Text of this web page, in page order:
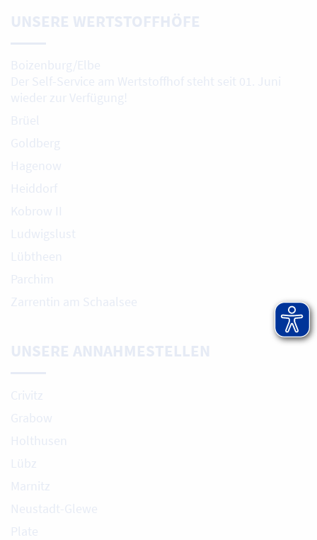
UNSERE WERTSTOFFHÖFE
Boizenburg/Elbe
Der Self-Service am Wertstoffhof steht seit 01. Juni
wieder zur Verfügung!
Brüel
Goldberg
Hagenow
Heiddorf
Kobrow II
Ludwigslust
Lübtheen
Parchim
Zarrentin am Schaalsee
UNSERE ANNAHMESTELLEN
Crivitz
Grabow
Holthusen
Lübz
Marnitz
Neustadt-Glewe
Plate